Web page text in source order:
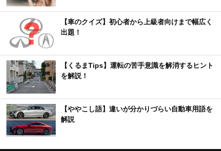
【車のクイズ】初心者から上級者向けまで幅広く
出題！
【くるまTips】運転の苦手意識を解消するヒント
を解説！
【ややこし語】違いが分かりづらい自動車用語を
解説